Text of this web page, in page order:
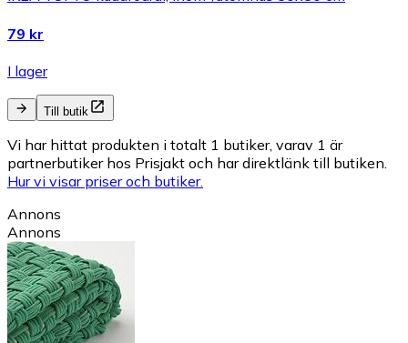
79 kr
I lager
Till butik
Vi har hittat produkten i totalt 1 butiker, varav 1 är
partnerbutiker hos Prisjakt och har direktlänk till butiken.
Hur vi visar priser och butiker.
Annons
Annons